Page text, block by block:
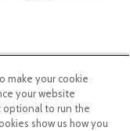
make your cookie
your website
optional to run the
show us how you